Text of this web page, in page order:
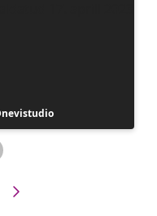
Postitus
avaldatud
nevistudio